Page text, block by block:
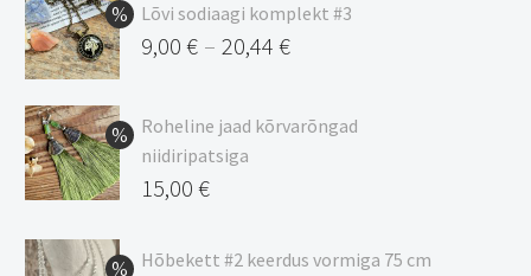
Lõvi sodiaagi komplekt #3
9,00 € – 20,44 €
9,00 €
kuni
20,44 €
Roheline jaad kõrvarõngad
niidiripatsiga
Algne
oli:
15,00 €
hind
Hõbekett #2 keerdus vormiga 75 cm